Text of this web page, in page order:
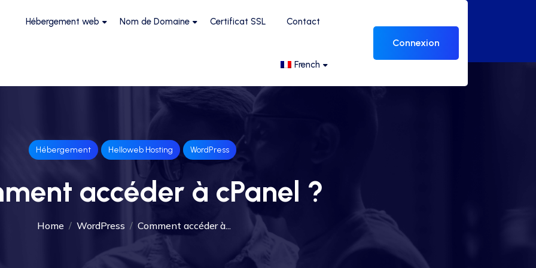
Hébergement web Nom de Domaine Certificat SSL Contact
French
Connexion
Hébergement Helloweb Hosting WordPress
accéder à cPanel ?
Home WordPress Comment accéder à...